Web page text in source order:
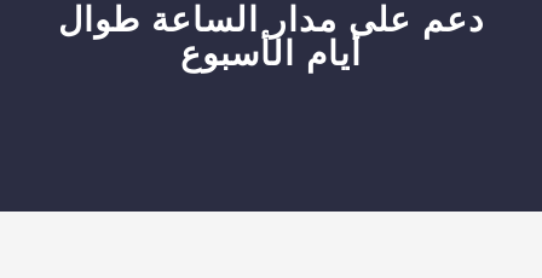
دعم على مدار الساعة طوال
أيام الأسبوع